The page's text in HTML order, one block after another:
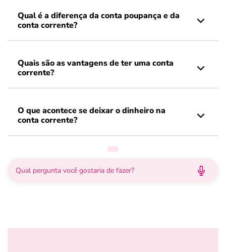
Qual é a diferença da conta poupança e da
conta corrente?
Quais são as vantagens de ter uma conta
corrente?
O que acontece se deixar o dinheiro na
conta corrente?